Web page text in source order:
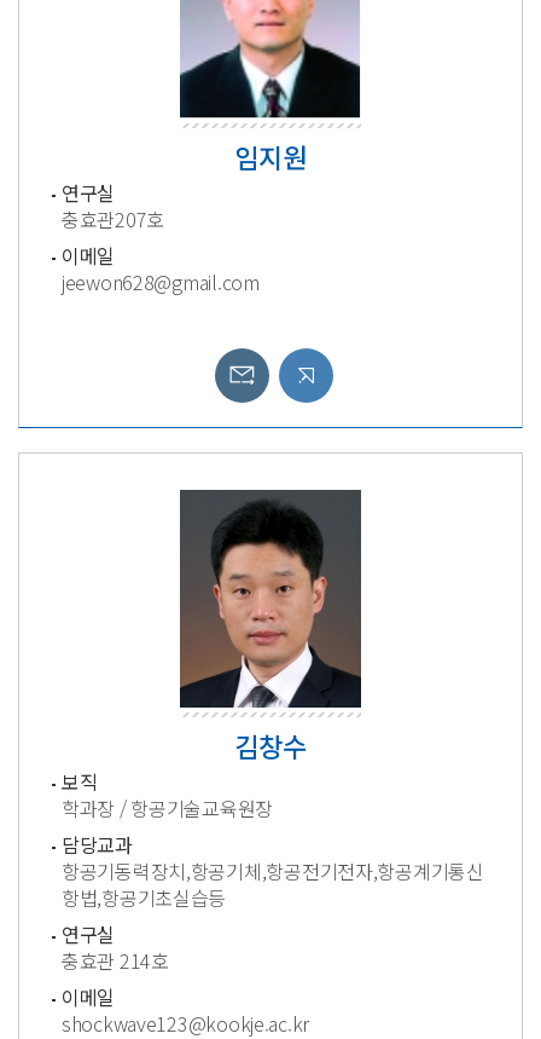
임지원
연구실
충효관207호
이메일
jeewon628@gmail.com
김창수
보직
학과장 / 항공기술교육원장
담당교과
항공기동력장치,항공기체,항공전기전자,항공계기통신
항법,항공기초실습등
연구실
충효관 214호
이메일
shockwave123@kookje.ac.kr